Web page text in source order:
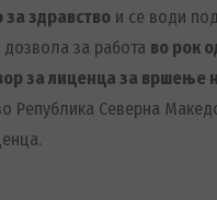
здравство и се води
за работа во рок
за лиценца за вршење
Република Северна